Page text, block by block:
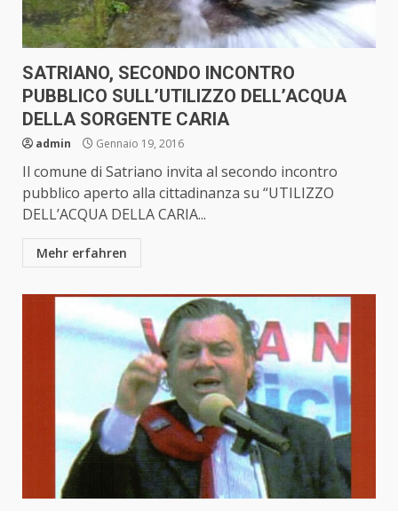
SATRIANO, SECONDO INCONTRO
PUBBLICO SULL’UTILIZZO DELL’ACQUA
DELLA SORGENTE CARIA
admin Gennaio 19, 2016
Il comune di Satriano invita al secondo incontro
pubblico aperto alla cittadinanza su “UTILIZZO
DELL’ACQUA DELLA CARIA...
Mehr erfahren